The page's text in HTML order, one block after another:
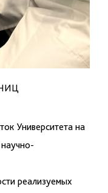
НИЦ
Университета на
реализуемых